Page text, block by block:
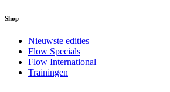
Shop
Nieuwste edities
Flow Specials
Flow International
Trainingen